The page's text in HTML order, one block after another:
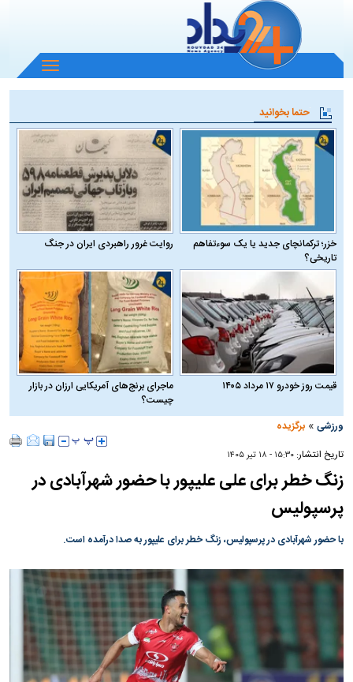
باز
و
منو
حتما بخوانید
خزر؛ ترکمانچای جدید یا یک سوءتفاهم
تاریخی؟
روایت غرور راهبردی ایران در جنگ
قیمت روز خودرو ۱۷ مرداد ۱۴۰۵
ماجرای برنج‌های آمریکایی ارزان در بازار
چیست؟
ورزشی »برگزیده
تاریخ انتشار:۱۵:۳۰ - ۱۸ تير ۱۴۰۵
زنگ خطر برای علی علیپور با حضور شهرآبادی در
پرسپولیس
با حضور شهرآبادی در پرسپولیس، زنگ خطر برای علیپور به صدا درآمده است.